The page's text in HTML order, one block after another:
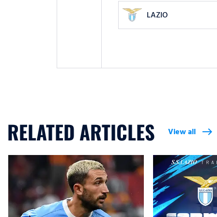
LAZIO
RELATED ARTICLES View all east